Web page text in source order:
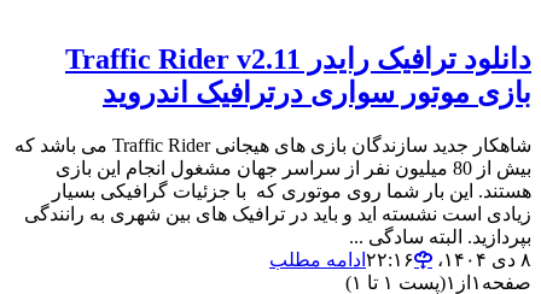
دانلود ترافیک رایدر Traffic Rider v2.11
بازی موتور سواری درترافیک اندروید
شاهکار جدید سازندگان بازی های هیجانی Traffic Rider می باشد که
بیش از 80 میلیون نفر از سراسر جهان مشغول انجام این بازی
هستند. این بار شما روی موتوری که با جزئیات گرافیکی بسیار
زیادی است نشسته اید و باید در ترافیک های بین شهری به رانندگی
بپردازید. البته سادگی ...
۸ دی ۱۴۰۴،‏ ۲۲:۱۶
ادامه مطلب
صفحه ۱ از ۱(پست ۱ تا ۱)